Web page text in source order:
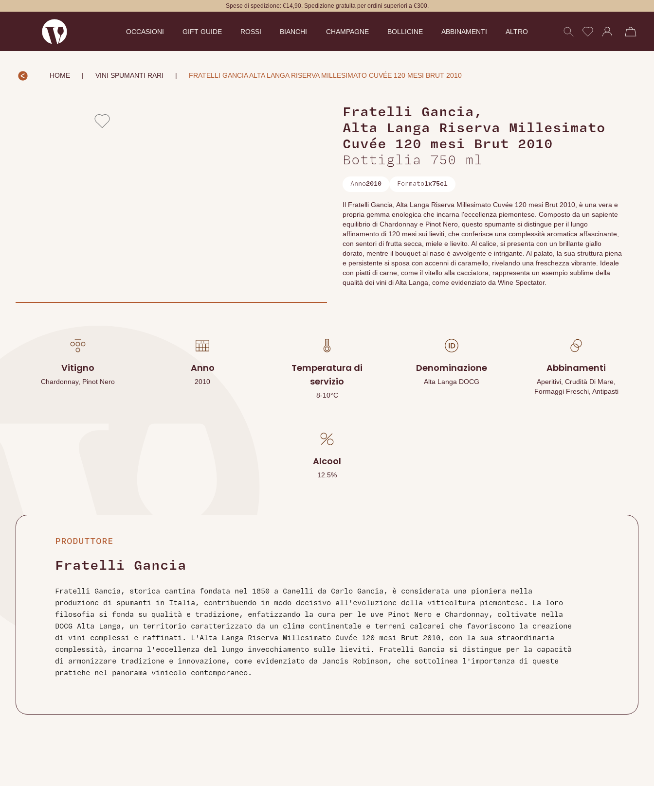
Spese di spedizione: €14,90. Spedizione gratuita per ordini superiori a €300.
OCCASIONI GIFT GUIDE ROSSI BIANCHI CHAMPAGNE BOLLICINE ABBINAMENTI ALTRO
HOME | VINI SPUMANTI RARI | FRATELLI GANCIA ALTA LANGA RISERVA MILLESIMATO CUVÉE 120 MESI BRUT 2010
Fratelli Gancia ,
Alta Langa Riserva Millesimato
Cuvée 120 mesi Brut 2010
Bottiglia 750 ml
Anno2010 Formato1x75cl
Il Fratelli Gancia, Alta Langa Riserva Millesimato Cuvée 120 mesi Brut 2010, è una vera e
propria gemma enologica che incarna l'eccellenza piemontese. Composto da un sapiente
equilibrio di Chardonnay e Pinot Nero, questo spumante si distingue per il lungo
affinamento di 120 mesi sui lieviti, che conferisce una complessità aromatica affascinante,
con sentori di frutta secca, miele e lievito. Al calice, si presenta con un brillante giallo
dorato, mentre il bouquet al naso è avvolgente e intrigante. Al palato, la sua struttura piena
e persistente si sposa con accenni di caramello, rivelando una freschezza vibrante. Ideale
con piatti di carne, come il vitello alla cacciatora, rappresenta un esempio sublime della
qualità dei vini di Alta Langa, come evidenziato da Wine Spectator.
Vitigno
Chardonnay, Pinot Nero
Anno
2010
Temperatura di
servizio
8-10°C
Denominazione
Alta Langa DOCG
Abbinamenti
Aperitivi, Crudità Di Mare,
Formaggi Freschi, Antipasti
Alcool
12.5%
PRODUTTORE
Fratelli Gancia
Fratelli Gancia, storica cantina fondata nel 1850 a Canelli da Carlo Gancia, è considerata una pioniera nella
produzione di spumanti in Italia, contribuendo in modo decisivo all'evoluzione della viticoltura piemontese. La loro
filosofia si fonda su qualità e tradizione, enfatizzando la cura per le uve Pinot Nero e Chardonnay, coltivate nella
DOCG Alta Langa, un territorio caratterizzato da un clima continentale e terreni calcarei che favoriscono la creazione
di vini complessi e raffinati. L'Alta Langa Riserva Millesimato Cuvée 120 mesi Brut 2010, con la sua straordinaria
complessità, incarna l'eccellenza del lungo invecchiamento sulle lieviti. Fratelli Gancia si distingue per la capacità
di armonizzare tradizione e innovazione, come evidenziato da Jancis Robinson, che sottolinea l'importanza di queste
pratiche nel panorama vinicolo contemporaneo.